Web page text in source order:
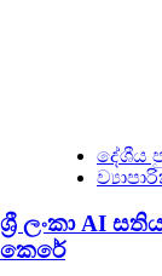
දේශීය
ශ්‍රී ලංකා AI
කෙරේ